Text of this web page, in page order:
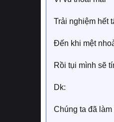
Trải nghiệm hết
Đến khi mệt
Rồi tụi mình sẽ
Dk:
Chúng ta đã